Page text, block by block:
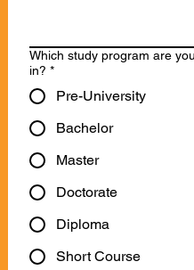
Which study program are
in?
Pre-University
Bachelor
Master
Doctorate
Diploma